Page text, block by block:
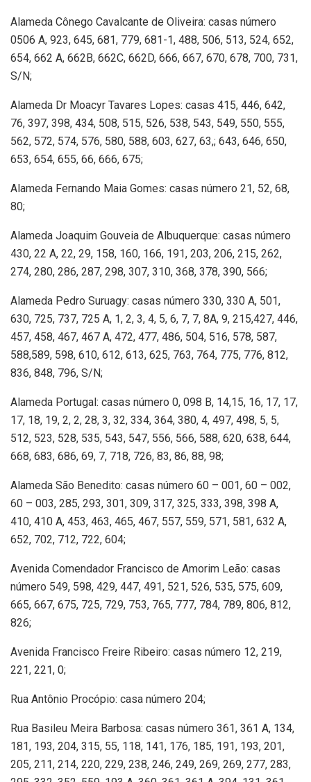
Alameda Cônego Cavalcante de Oliveira: casas número
0506 A, 923, 645, 681, 779, 681-1, 488, 506, 513, 524, 652,
654, 662 A, 662B, 662C, 662D, 666, 667, 670, 678, 700, 731,
S/N;
Alameda Dr Moacyr Tavares Lopes: casas 415, 446, 642,
76, 397, 398, 434, 508, 515, 526, 538, 543, 549, 550, 555,
562, 572, 574, 576, 580, 588, 603, 627, 63,; 643, 646, 650,
653, 654, 655, 66, 666, 675;
Alameda Fernando Maia Gomes: casas número 21, 52, 68,
80;
Alameda Joaquim Gouveia de Albuquerque: casas número
430, 22 A, 22, 29, 158, 160, 166, 191, 203, 206, 215, 262,
274, 280, 286, 287, 298, 307, 310, 368, 378, 390, 566;
Alameda Pedro Suruagy: casas número 330, 330 A, 501,
630, 725, 737, 725 A, 1, 2, 3, 4, 5, 6, 7, 7, 8A, 9, 215,427, 446,
457, 458, 467, 467 A, 472, 477, 486, 504, 516, 578, 587,
588,589, 598, 610, 612, 613, 625, 763, 764, 775, 776, 812,
836, 848, 796, S/N;
Alameda Portugal: casas número 0, 098 B, 14,15, 16, 17, 17,
17, 18, 19, 2, 2, 28, 3, 32, 334, 364, 380, 4, 497, 498, 5, 5,
512, 523, 528, 535, 543, 547, 556, 566, 588, 620, 638, 644,
668, 683, 686, 69, 7, 718, 726, 83, 86, 88, 98;
Alameda São Benedito: casas número 60 – 001, 60 – 002,
60 – 003, 285, 293, 301, 309, 317, 325, 333, 398, 398 A,
410, 410 A, 453, 463, 465, 467, 557, 559, 571, 581, 632 A,
652, 702, 712, 722, 604;
Avenida Comendador Francisco de Amorim Leão: casas
número 549, 598, 429, 447, 491, 521, 526, 535, 575, 609,
665, 667, 675, 725, 729, 753, 765, 777, 784, 789, 806, 812,
826;
Avenida Francisco Freire Ribeiro: casas número 12, 219,
221, 221, 0;
Rua Antônio Procópio: casa número 204;
Rua Basileu Meira Barbosa: casas número 361, 361 A, 134,
181, 193, 204, 315, 55, 118, 141, 176, 185, 191, 193, 201,
205, 211, 214, 220, 229, 238, 246, 249, 269, 269, 277, 283,